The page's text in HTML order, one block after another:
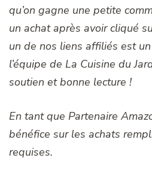
qu’on gagne une petite
un achat après avoir cliqué
un de nos liens affiliés est
l’équipe de La Cuisine du
soutien et bonne lecture !
En tant que Partenaire
bénéfice sur les achats
requises.